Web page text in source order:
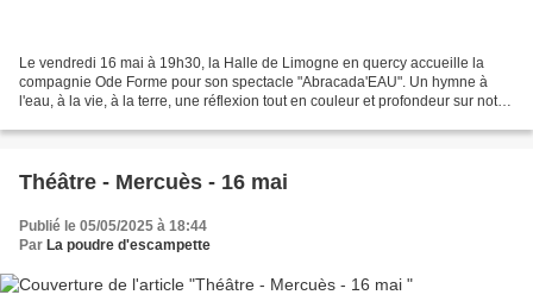
Le vendredi 16 mai à 19h30, la Halle de Limogne en quercy accueille la
compagnie Ode Forme pour son spectacle "Abracada'EAU". Un hymne à
l'eau, à la vie, à la terre, une réflexion tout en couleur et profondeur sur notre
Théâtre - Mercuès - 16 mai
Publié le 05/05/2025 à 18:44
Par La poudre d'escampette